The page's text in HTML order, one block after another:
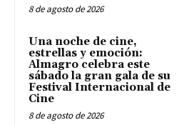
8 de agosto de 2026
Una noche de cine,
estrellas y emoción:
Almagro celebra este
sábado la gran gala de su
Festival Internacional de
Cine
8 de agosto de 2026